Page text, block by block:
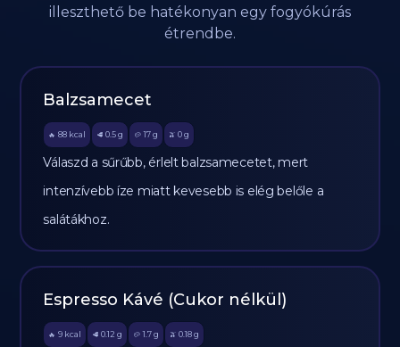
illeszthető be hatékonyan egy fogyókúrás
étrendbe.
Balzsamecet
🔥 88 kcal 🥩 0.5 g 🥔 17g 🫒 0 g
Válaszd a sűrűbb, érlelt balzsamecetet, mert
intenzívebb íze miatt kevesebb is elég belőle a
salátákhoz.
Espresso Kávé (Cukor nélkül)
🔥 9 kcal 🥩 0.12 g 🥔 1.7g 🫒 0.18 g